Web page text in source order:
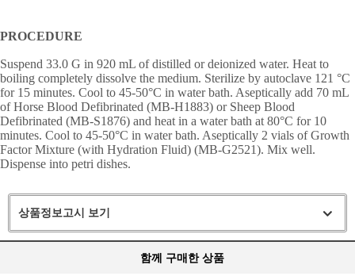
PROCEDURE
Suspend 33.0 G in 920 mL of distilled or deionized water. Heat to
boiling completely dissolve the medium. Sterilize by autoclave 121 °C
for 15 minutes. Cool to 45-50°C in water bath. Aseptically add 70 mL
of Horse Blood Defibrinated (MB-H1883) or Sheep Blood
Defibrinated (MB-S1876) and heat in a water bath at 80°C for 10
minutes. Cool to 45-50°C in water bath. Aseptically 2 vials of Growth
Factor Mixture (with Hydration Fluid) (MB-G2521). Mix well.
Dispense into petri dishes.
상품정보고시 보기
함께 구매한 상품